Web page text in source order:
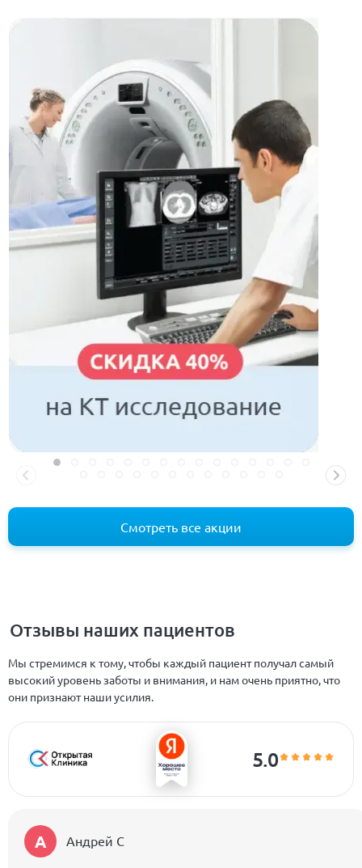
Смотреть все акции
Отзывы наших пациентов
Мы стремимся к тому, чтобы каждый пациент получал самый
высокий уровень заботы и внимания, и нам очень приятно, что
они признают наши усилия.
5.0
А Андрей C